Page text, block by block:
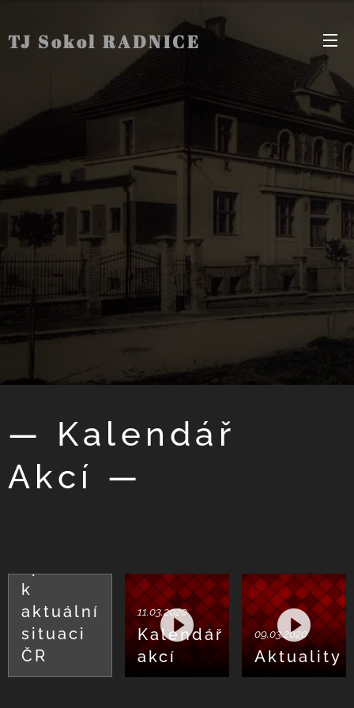
TJ Sokol RADNICE
Radnice Radnice
— Kalendář
Akcí —
k
aktuální
situaci
ČR
11.03.2020
Kalendář
akcí
09.03.2020
Aktuality